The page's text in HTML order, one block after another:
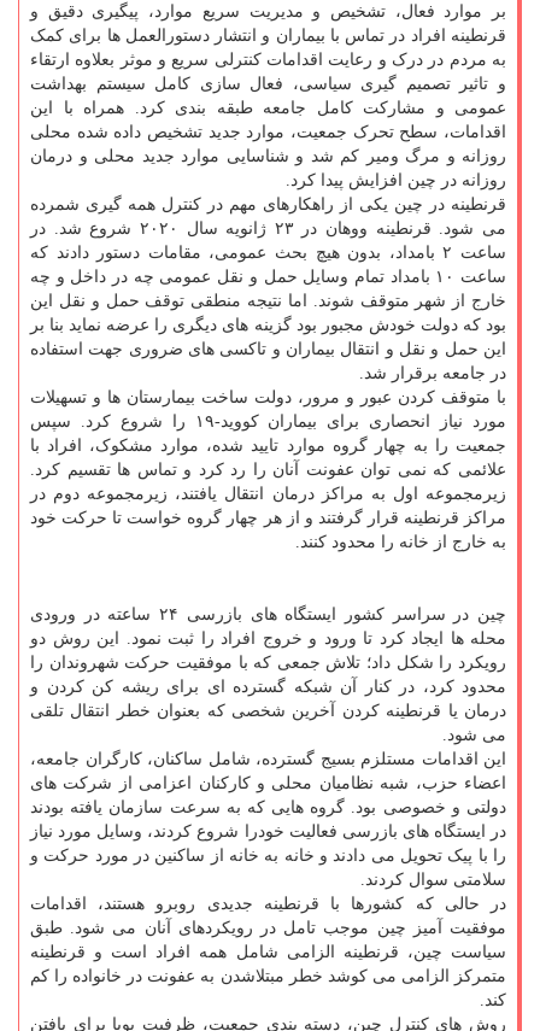
بر موارد فعال، تشخیص و مدیریت سریع موارد، پیگیری دقیق و
قرنطینه افراد در تماس با بیماران و انتشار دستورالعمل ها برای کمک
به مردم در درک و رعایت اقدامات کنترلی سریع و موثر بعلاوه ارتقاء
و تاثیر تصمیم گیری سیاسی، فعال سازی کامل سیستم بهداشت
عمومی و مشارکت کامل جامعه طبقه بندی کرد. همراه با این
اقدامات، سطح تحرک جمعیت، موارد جدید تشخیص داده شده محلی
روزانه و مرگ ومیر کم شد و شناسایی موارد جدید محلی و درمان
روزانه در چین افزایش پیدا کرد.
قرنطینه در چین یکی از راهکارهای مهم در کنترل همه گیری شمرده
می شود. قرنطینه ووهان در ۲۳ ژانویه سال ۲۰۲۰ شروع شد. در
ساعت ۲ بامداد، بدون هیچ بحث عمومی، مقامات دستور دادند که
ساعت ۱۰ بامداد تمام وسایل حمل و نقل عمومی چه در داخل و چه
خارج از شهر متوقف شوند. اما نتیجه منطقی توقف حمل و نقل این
بود که دولت خودش مجبور بود گزینه های دیگری را عرضه نماید بنا بر
این حمل و نقل و انتقال بیماران و تاکسی های ضروری جهت استفاده
در جامعه برقرار شد.
با متوقف کردن عبور و مرور، دولت ساخت بیمارستان ها و تسهیلات
مورد نیاز انحصاری برای بیماران کووید-۱۹ را شروع کرد. سپس
جمعیت را به چهار گروه موارد تایید شده، موارد مشکوک، افراد با
علائمی که نمی توان عفونت آنان را رد کرد و تماس ها تقسیم کرد.
زیرمجموعه اول به مراکز درمان انتقال یافتند، زیرمجموعه دوم در
مراکز قرنطینه قرار گرفتند و از هر چهار گروه خواست تا حرکت خود
به خارج از خانه را محدود کنند.
چین در سراسر کشور ایستگاه های بازرسی ۲۴ ساعته در ورودی
محله ها ایجاد کرد تا ورود و خروج افراد را ثبت نمود. این روش دو
رویکرد را شکل داد؛ تلاش جمعی که با موفقیت حرکت شهروندان را
محدود کرد، در کنار آن شبکه گسترده ای برای ریشه کن کردن و
درمان یا قرنطینه کردن آخرین شخصی که بعنوان خطر انتقال تلقی
می شود.
این اقدامات مستلزم بسیج گسترده، شامل ساکنان، کارگران جامعه،
اعضاء حزب، شبه نظامیان محلی و کارکنان اعزامی از شرکت های
دولتی و خصوصی بود. گروه هایی که به سرعت سازمان یافته بودند
در ایستگاه های بازرسی فعالیت خودرا شروع کردند، وسایل مورد نیاز
را با پیک تحویل می دادند و خانه به خانه از ساکنین در مورد حرکت و
سلامتی سوال کردند.
در حالی که کشورها با قرنطینه جدیدی روبرو هستند، اقدامات
موفقیت آمیز چین موجب تامل در رویکردهای آنان می شود. طبق
سیاست چین، قرنطینه الزامی شامل همه افراد است و قرنطینه
متمرکز الزامی می کوشد خطر مبتلاشدن به عفونت در خانواده را کم
کند.
روش های کنترل چین، دسته بندی جمعیت، ظرفیت پویا برای یافتن